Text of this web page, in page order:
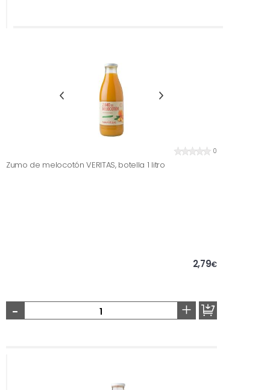
0
Zumo de melocotón VERITAS, botella 1 litro
2,79€
- +